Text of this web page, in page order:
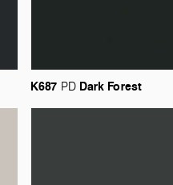
K687 PD Dark Forest